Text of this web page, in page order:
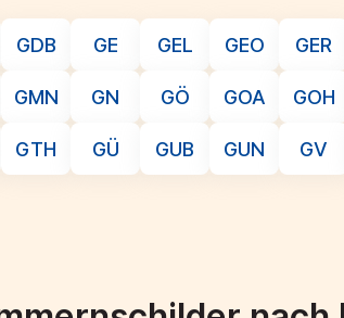
GDB GE GEL GEO GER
GMN GN GÖ GOA GOH
GTH GÜ GUB GUN GV